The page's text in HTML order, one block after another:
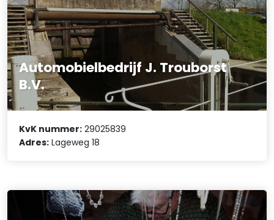
Automobielbedrijf J. Trouborst
B.V.
KvK nummer: 29025839
Adres: Lageweg 18